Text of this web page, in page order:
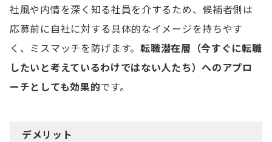
社風や内情を深く知る社員を介するため、候補者側は
応募前に自社に対する具体的なイメージを持ちやす
く、ミスマッチを防げます。転職潜在層（今すぐに転職
したいと考えているわけではない人たち）へのアプロ
ーチとしても効果的です。
デメリット